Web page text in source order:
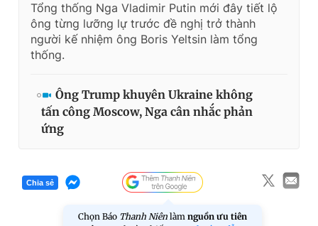
Tổng thống Nga Vladimir Putin mới đây tiết lộ
ông từng lưỡng lự trước đề nghị trở thành
người kế nhiệm ông Boris Yeltsin làm tổng
thống.
Ông Trump khuyên Ukraine không
tấn công Moscow, Nga cân nhắc phản
ứng
Chia sẻ
Chọn Báo Thanh Niên làm nguồn ưu tiên